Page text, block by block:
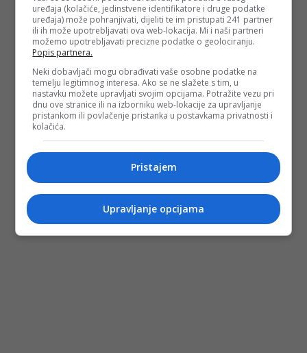
uređaja (kolačiće, jedinstvene identifikatore i druge podatke
uređaja) može pohranjivati, dijeliti te im pristupati 241 partner
ili ih može upotrebljavati ova web-lokacija. Mi i naši partneri
možemo upotrebljavati precizne podatke o geolociranju.
Popis partnera.
Neki dobavljači mogu obrađivati vaše osobne podatke na
temelju legitimnog interesa. Ako se ne slažete s tim, u
nastavku možete upravljati svojim opcijama. Potražite vezu pri
dnu ove stranice ili na izborniku web-lokacije za upravljanje
pristankom ili povlačenje pristanka u postavkama privatnosti i
kolačića.
Pristajem
Upravljanje opcijama